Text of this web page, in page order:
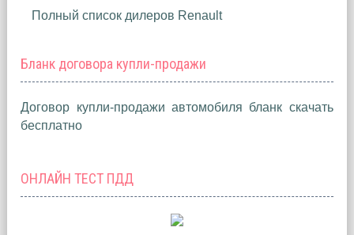
Полный список дилеров Renault
Бланк договора купли-продажи
Договор купли-продажи автомобиля бланк скачать
бесплатно
ОНЛАЙН ТЕСТ ПДД